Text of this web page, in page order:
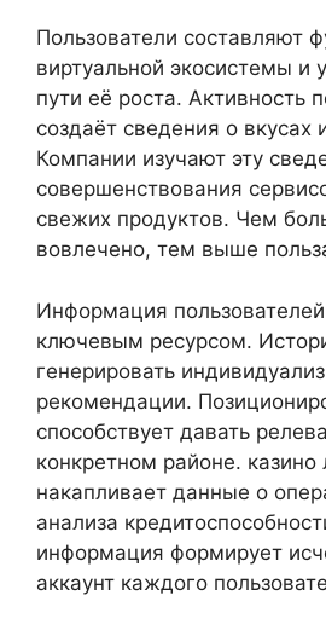
Пользователи составляют
виртуальной экосистемы и
пути её роста. Активность
создаёт сведения о вкусах
Компании изучают эту
совершенствования
свежих продуктов. Чем
вовлечено, тем выше
Информация пользователей
ключевым ресурсом.
генерировать
рекомендации.
способствует давать
конкретном районе. казино
накапливает данные о
анализа
информация формирует
аккаунт каждого